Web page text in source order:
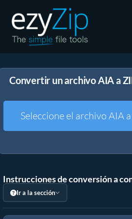
Descomprime
Otras herramientas
Convertir un archivo AIA a
Seleccione el archivo AIA
Instrucciones de conversión a
Ir a la sección